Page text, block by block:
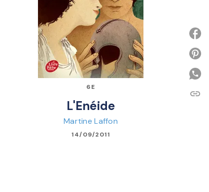
6E
L'Enéide
Martine Laffon
14/09/2011
link